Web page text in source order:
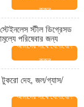
করুন
স্টীল ডিগ্রেসড
পরিষেবার জন্য
আমাদের সাথে যোগাযোগ
করুন
টুকরো দেহ, জল/গ্যাস/
আমাদের সাথে যোগাযোগ